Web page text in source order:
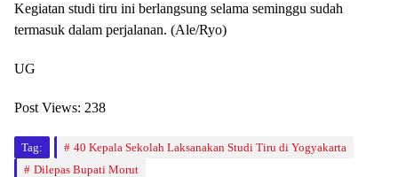
Kegiatan studi tiru ini berlangsung selama seminggu sudah
termasuk dalam perjalanan. (Ale/Ryo)
UG
Post Views: 238
Tag:
40 Kepala Sekolah Laksanakan Studi Tiru di Yogyakarta
Dilepas Bupati Morut